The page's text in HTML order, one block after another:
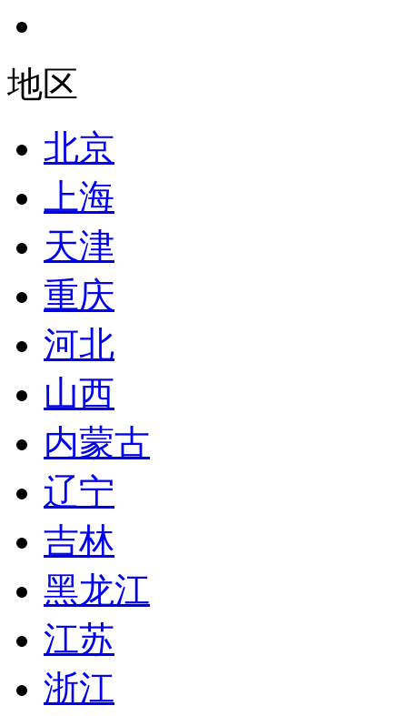
地区
北京
上海
天津
重庆
河北
山西
内蒙古
辽宁
吉林
黑龙江
江苏
浙江